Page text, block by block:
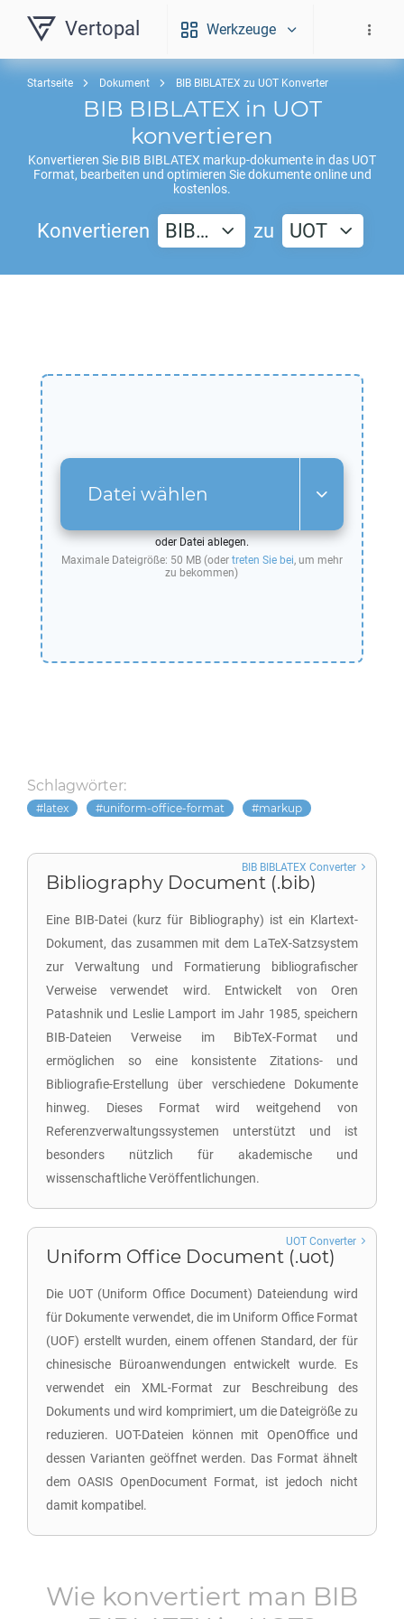
Vertopal Werkzeuge
Startseite Dokument BIB BIBLATEX zu UOT Konverter
BIB BIBLATEXin UOT
konvertieren
Konvertieren Sie BIB BIBLATEX markup-dokumente in das UOT
Format, bearbeiten und optimieren Sie dokumente online und
kostenlos.
Konvertieren BIB… zu UOT
Datei wählen
oder Datei ablegen.
Maximale Dateigröße: 50 MB (oder treten Sie bei, um mehr
zu bekommen)
Schlagwörter:
latex uniform-office-format markup
Bibliography Document (.bib)
Eine BIB-Datei (kurz für Bibliography) ist ein Klartext-
Dokument, das zusammen mit dem LaTeX-Satzsystem
zur Verwaltung und Formatierung bibliografischer
Verweise verwendet wird. Entwickelt von Oren
Patashnik und Leslie Lamport im Jahr 1985, speichern
BIB-Dateien Verweise im BibTeX-Format und
ermöglichen so eine konsistente Zitations- und
Bibliografie-Erstellung über verschiedene Dokumente
hinweg. Dieses Format wird weitgehend von
Referenzverwaltungssystemen unterstützt und ist
besonders nützlich für akademische und
wissenschaftliche Veröffentlichungen.
BIB BIBLATEX Converter
Uniform Office Document (.uot)
Die UOT (Uniform Office Document) Dateiendung wird
für Dokumente verwendet, die im Uniform Office Format
(UOF) erstellt wurden, einem offenen Standard, der für
chinesische Büroanwendungen entwickelt wurde. Es
verwendet ein XML-Format zur Beschreibung des
Dokuments und wird komprimiert, um die Dateigröße zu
reduzieren. UOT-Dateien können mit OpenOffice und
dessen Varianten geöffnet werden. Das Format ähnelt
dem OASIS OpenDocument Format, ist jedoch nicht
damit kompatibel.
UOT Converter
Wie konvertiert man BIB